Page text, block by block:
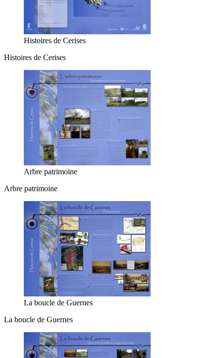
Histoires de Cerises
Histoires de Cerises
Arbre patrimoine
Arbre patrimoine
La boucle de Guernes
La boucle de Guernes